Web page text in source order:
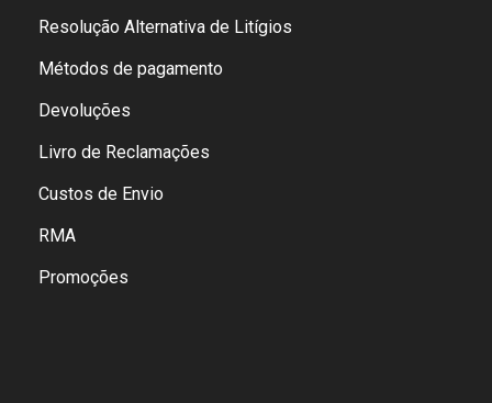
Resolução Alternativa de Litígios
Métodos de pagamento
Devoluções
Livro de Reclamações
Custos de Envio
RMA
Promoções